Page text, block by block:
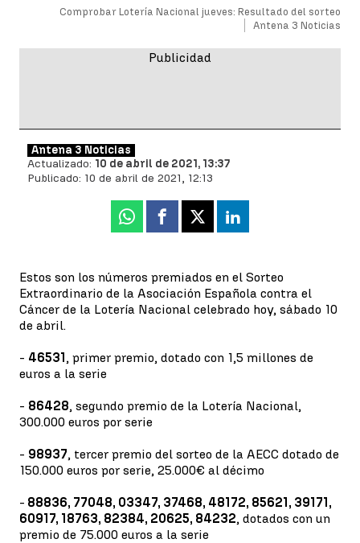
Comprobar Lotería Nacional jueves: Resultado del sorteo
Antena 3 Noticias
Antena 3 Noticias
Actualizado: 10 de abril de 2021, 13:37
Publicado: 10 de abril de 2021, 12:13
Whatsapp
Facebook
X Linkedin
Estos son los números premiados en el Sorteo
Extraordinario de la Asociación Española contra el
Cáncer de la Lotería Nacional celebrado hoy, sábado 10
de abril.
- 46531, primer premio, dotado con 1,5 millones de
euros a la serie
- 86428, segundo premio de la Lotería Nacional,
300.000 euros por serie
- 98937, tercer premio del sorteo de la AECC dotado de
150.000 euros por serie, 25.000€ al décimo
- 88836, 77048, 03347, 37468, 48172, 85621, 39171,
60917, 18763, 82384, 20625, 84232, dotados con un
premio de 75.000 euros a la serie